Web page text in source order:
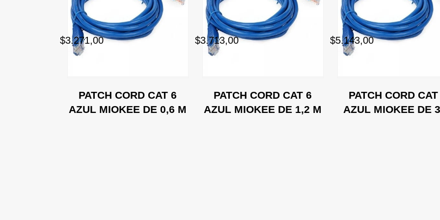
PATCH CORD CAT 6
AZUL MIOKEE DE 0,6 M
$3.271,00
PATCH CORD CAT 6
AZUL MIOKEE DE 1,2 M
$3.713,00
PATCH CORD
AZUL MIOKEE DE
$5.143,00